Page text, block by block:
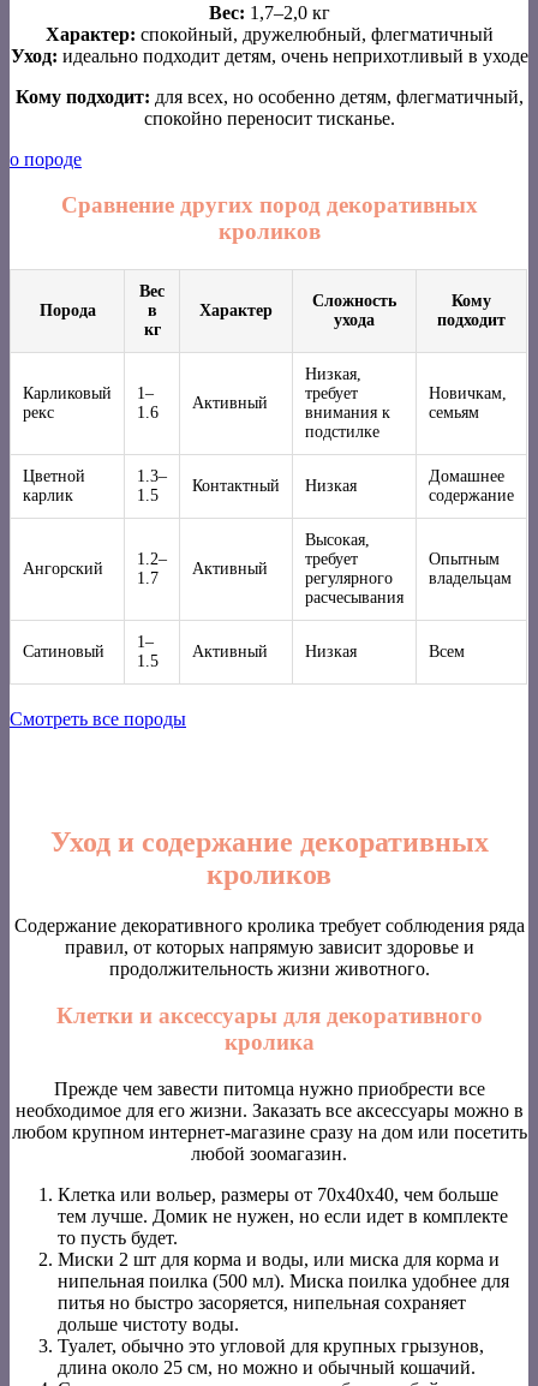
Вес: 1,7–2,0 кг
Характер: спокойный, дружелюбный, флегматичный
Уход: идеально подходит детям, очень неприхотливый в уходе
Кому подходит: для всех, но особенно детям, флегматичный,
спокойно переносит тисканье.
о породе
Сравнение других пород декоративных
кроликов
Порода
Вес
в
кг
Характер
Сложность
ухода
Кому
подходит
Карликовый
рекс
1–
1.6
Активный
Низкая,
требует
внимания к
подстилке
Новичкам,
семьям
Цветной
карлик
1.3–
1.5
Контактный Низкая
Домашнее
содержание
Ангорский
1.2–
1.7
Активный
Высокая,
требует
регулярного
расчесывания
Опытным
владельцам
Сатиновый
1–
1.5
Активный Низкая Всем
Смотреть все породы
Уход и содержание декоративных
кроликов
Содержание декоративного кролика требует соблюдения ряда
правил, от которых напрямую зависит здоровье и
продолжительность жизни животного.
Клетки и аксессуары для декоративного
кролика
Прежде чем завести питомца нужно приобрести все
необходимое для его жизни. Заказать все аксессуары можно в
любом крупном интернет-магазине сразу на дом или посетить
любой зоомагазин.
Клетка или вольер, размеры от 70х40х40, чем больше
тем лучше. Домик не нужен, но если идет в комплекте
то пусть будет.
Миски 2 шт для корма и воды, или миска для корма и
нипельная поилка (500 мл). Миска поилка удобнее для
питья но быстро засоряется, нипельная сохраняет
дольше чистоту воды.
Туалет, обычно это угловой для крупных грызунов,
длина около 25 см, но можно и обычный кошачий.